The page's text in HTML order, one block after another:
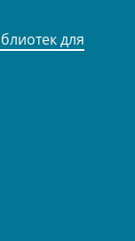
для